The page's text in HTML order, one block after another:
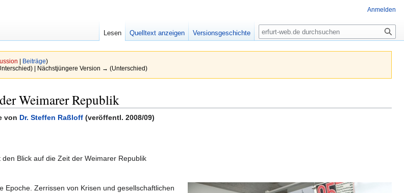
| Beiträge)
| Nächstjüngere Version → (Unterschied)
Weimarer Republik
von Dr. Steffen Raßloff (veröffentl. 2008/09)
Blick auf die Zeit der Weimarer Republik
Zerrissen von Krisen und gesellschaftlichen
Anmelden
Lesen Quelltext anzeigen Versionsgeschichte Suche